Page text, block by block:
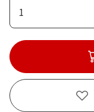
1